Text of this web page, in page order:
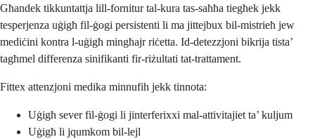
Għandek tikkuntattja lill-fornitur tal-kura tas-saħħa tiegħek jekk
tesperjenza uġigħ fil-ġogi persistenti li ma jittejbux bil-mistrieħ jew
mediċini kontra l-uġigħ mingħajr riċetta. Id-detezzjoni bikrija tista’
tagħmel differenza sinifikanti fir-riżultati tat-trattament.
Fittex attenzjoni medika minnufih jekk tinnota:
Uġigħ sever fil-ġogi li jinterferixxi mal-attivitajiet ta’ kuljum
Uġigħ li jqumkom bil-lejl